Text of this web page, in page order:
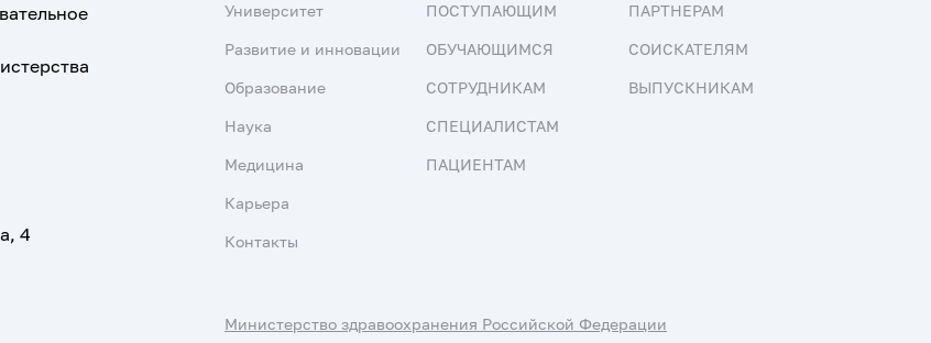
4
Университет
Развитие и инновации
Образование
Наука
Медицина
Карьера
Контакты
ПОСТУПАЮЩИМ
ОБУЧАЮЩИМСЯ
СОТРУДНИКАМ
СПЕЦИАЛИСТАМ
ПАЦИЕНТАМ
ПАРТНЕРАМ
СОИСКАТЕЛЯМ
ВЫПУСКНИКАМ
Министерство здравоохранения Российской Федерации